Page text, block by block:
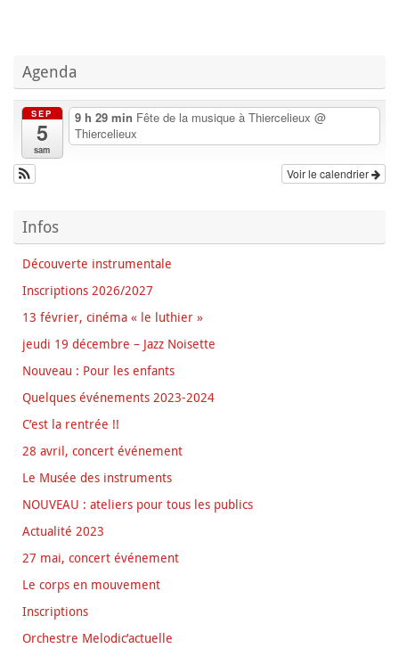
Agenda
SEP
5
sam
9 h 29 min Fête de la musique à Thiercelieux @
Thiercelieux
Voir le calendrier
Infos
Découverte instrumentale
Inscriptions 2026/2027
13 février, cinéma « le luthier »
jeudi 19 décembre – Jazz Noisette
Nouveau : Pour les enfants
Quelques événements 2023-2024
C’est la rentrée !!
28 avril, concert événement
Le Musée des instruments
NOUVEAU : ateliers pour tous les publics
Actualité 2023
27 mai, concert événement
Le corps en mouvement
Inscriptions
Orchestre Melodic’actuelle